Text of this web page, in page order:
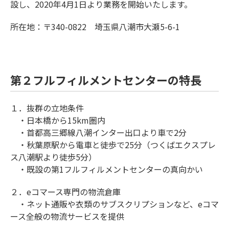
設し、2020年4月1日より業務を開始いたします。
所在地：〒340-0822 埼玉県八潮市大瀬5-6-1
第２フルフィルメントセンターの特長
１．抜群の立地条件
・日本橋から15km圏内
・首都高三郷線八潮インター出口より車で2分
・秋葉原駅から電車と徒歩で25分（つくばエクスプレ
ス八潮駅より徒歩5分）
・既設の第1フルフィルメントセンターの真向かい
２．eコマース専門の物流倉庫
・ネット通販や衣類のサブスクリプションなど、eコマ
ース全般の物流サービスを提供